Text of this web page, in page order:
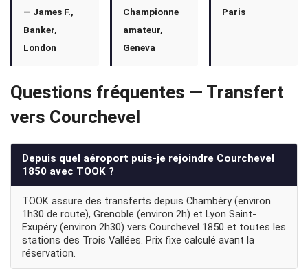
— James F.,
Banker,
London
Championne
amateur,
Geneva
Paris
Questions fréquentes — Transfert
vers Courchevel
Depuis quel aéroport puis-je rejoindre Courchevel
1850 avec TOOK ?
TOOK assure des transferts depuis Chambéry (environ
1h30 de route), Grenoble (environ 2h) et Lyon Saint-
Exupéry (environ 2h30) vers Courchevel 1850 et toutes les
stations des Trois Vallées. Prix fixe calculé avant la
réservation.